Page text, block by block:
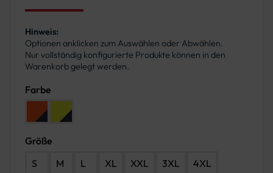
Hinweis:
Optionen anklicken zum Auswählen oder Abwählen.
Nur vollständig konfigurierte Produkte können in den
Warenkorb gelegt werden.
Farbe
Farbe: Leuchtorange-Marine
Farbe: Leuchtgelb-Marine
Größe
S
M L XL XXL 3XL
4XL